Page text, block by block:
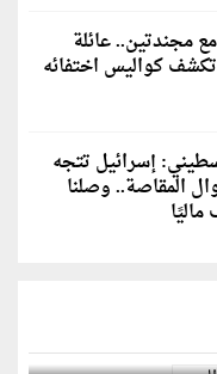
مجندتين.. عائلة
تكشف كواليس اختفائه
إسرائيل تتجه
المقاصة.. وصلنا
السبب